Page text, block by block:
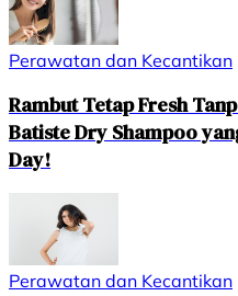
Perawatan dan Kecantikan
Rambut Tetap Fresh
Batiste Dry Shampoo
Day!
Perawatan dan Kecantikan